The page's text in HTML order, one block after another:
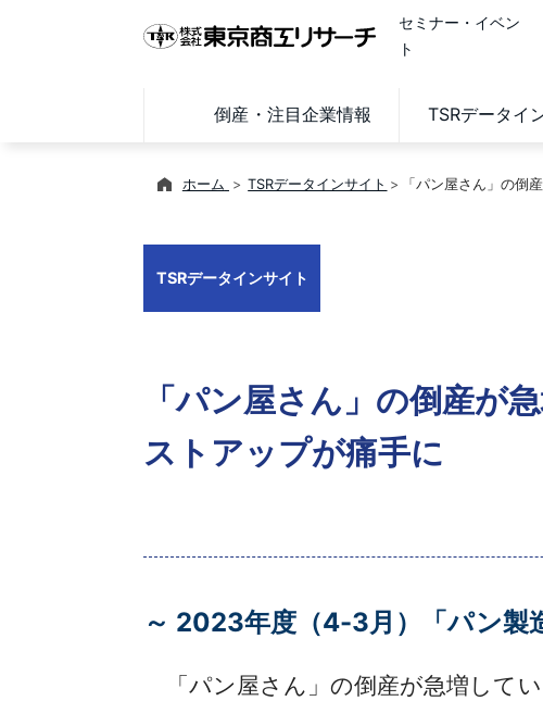
セミナー・イベン
ト
倒産・注目企業情報 TSRデータイ
ホーム TSRデータインサイト 「パン屋さん」の倒
TSRデータインサイト
「パン屋さん」の倒産が
ストアップが痛手に
～ 2023年度（4-3月）「パン製
「パン屋さん」の倒産が急増して